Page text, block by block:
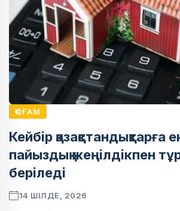
ҚОҒАМ
Кейбір қазақстандықтарға
пайыздық жеңілдікпен
беріледі
14 ШІЛДЕ, 2026